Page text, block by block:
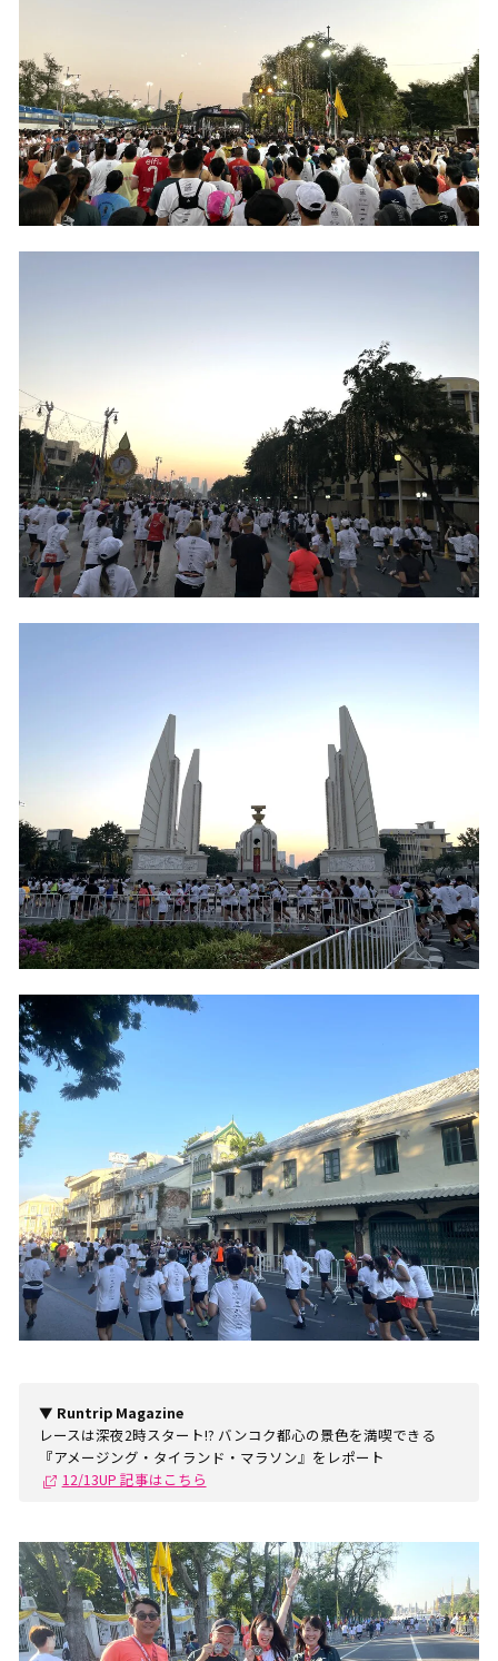
▼ Runtrip Magazine
レースは深夜2時スタート!? バンコク都心の景色を満喫できる
『アメージング・タイランド・マラソン』をレポート
12/13UP 記事はこちら